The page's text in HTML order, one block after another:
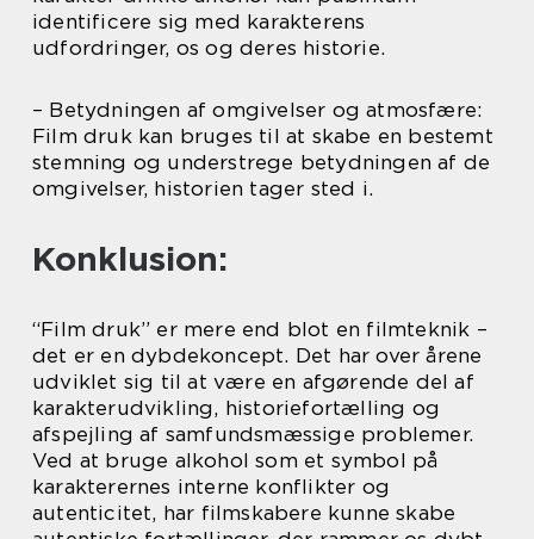
identificere sig med karakterens
udfordringer, os og deres historie.
– Betydningen af omgivelser og atmosfære:
Film druk kan bruges til at skabe en bestemt
stemning og understrege betydningen af de
omgivelser, historien tager sted i.
Konklusion:
“Film druk” er mere end blot en filmteknik –
det er en dybdekoncept. Det har over årene
udviklet sig til at være en afgørende del af
karakterudvikling, historiefortælling og
afspejling af samfundsmæssige problemer.
Ved at bruge alkohol som et symbol på
karakterernes interne konflikter og
autenticitet, har filmskabere kunne skabe